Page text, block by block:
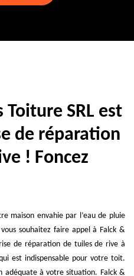
Toiture SRL est
de réparation
! Foncez
maison envahie par l’eau de pluie
souhaitez faire appel à Falck &
de réparation de tuiles de rive à
est indispensable pour votre toit.
adéquate à votre situation. Falck &